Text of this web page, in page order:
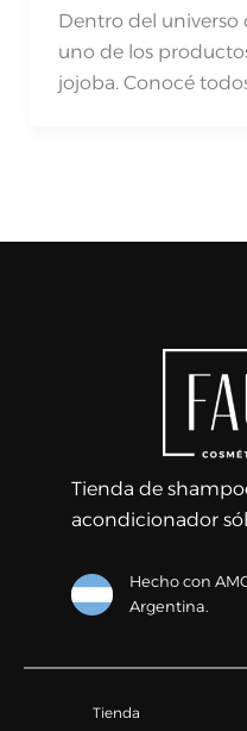
Dentro del universo
uno de los
jojoba. Conocé
Tienda de
acondicionador
Hecho con
Argentina.
Tienda